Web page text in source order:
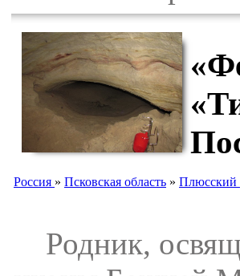
Россия » Псковская область » Плюсский
Родник,